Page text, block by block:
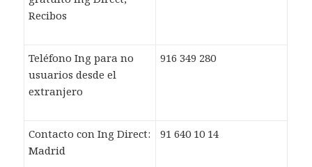
Recibos
Teléfono Ing para no
usuarios desde el
extranjero
916 349 280
Contacto con Ing Direct:
Madrid
91 640 10 14